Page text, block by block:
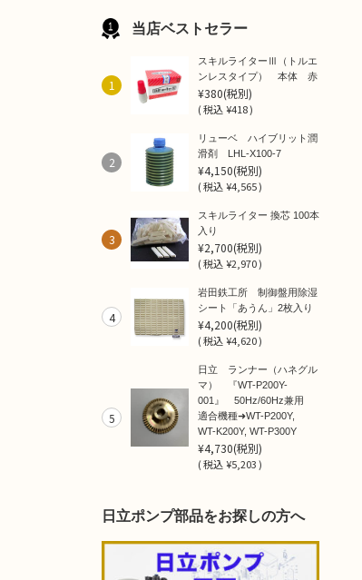
当店ベストセラー
1
スキルライターⅢ（トルエ
ンレスタイプ） 本体 赤
¥380(税別)
(税込¥418 )
2
リューベ ハイブリット潤
滑剤 LHL-X100-7
¥4,150(税別)
(税込¥4,565 )
3
スキルライター 換芯 100本
入り
¥2,700(税別)
(税込¥2,970 )
4
岩田鉄工所 制御盤用除湿
シート「あうん」2枚入り
¥4,200(税別)
(税込¥4,620 )
5
日立 ランナー（ハネグル
マ） 『WT-P200Y-
001』 50Hz/60Hz兼用
適合機種➜WT-P200Y,
WT-K200Y, WT-P300Y
¥4,730(税別)
(税込¥5,203 )
日立ポンプ部品をお探しの方へ